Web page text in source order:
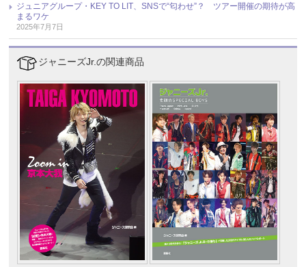
ジュニアグループ・KEY TO LIT、SNSで“匂わせ”？ ツアー開催の期待が高
まるワケ
2025年7月7日
ジャニーズJr.の関連商品